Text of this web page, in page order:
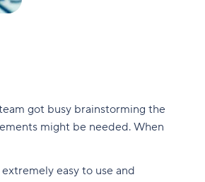
got busy brainstorming the
might be needed. When
easy to use and